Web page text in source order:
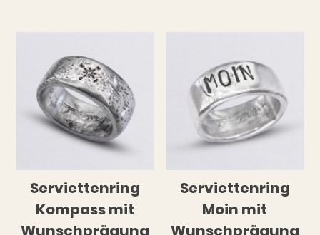
Serviettenring
Kompass mit
Wunschprägung
Serviettenring
Moin mit
Wunschprägung